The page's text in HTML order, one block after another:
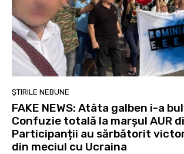
ȘTIRILE NEBUNE
FAKE NEWS: Atâta galben i-a
Confuzie totală la marșul AUR
Participanții au sărbătorit
din meciul cu Ucraina